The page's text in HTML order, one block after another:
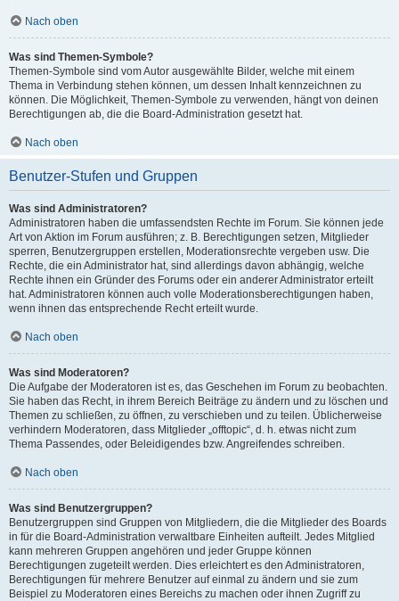
Nach oben
Was sind Themen-Symbole?
Themen-Symbole sind vom Autor ausgewählte Bilder, welche mit einem
Thema in Verbindung stehen können, um dessen Inhalt kennzeichnen zu
können. Die Möglichkeit, Themen-Symbole zu verwenden, hängt von deinen
Berechtigungen ab, die die Board-Administration gesetzt hat.
Nach oben
Benutzer-Stufen und Gruppen
Was sind Administratoren?
Administratoren haben die umfassendsten Rechte im Forum. Sie können jede
Art von Aktion im Forum ausführen; z. B. Berechtigungen setzen, Mitglieder
sperren, Benutzergruppen erstellen, Moderationsrechte vergeben usw. Die
Rechte, die ein Administrator hat, sind allerdings davon abhängig, welche
Rechte ihnen ein Gründer des Forums oder ein anderer Administrator erteilt
hat. Administratoren können auch volle Moderationsberechtigungen haben,
wenn ihnen das entsprechende Recht erteilt wurde.
Nach oben
Was sind Moderatoren?
Die Aufgabe der Moderatoren ist es, das Geschehen im Forum zu beobachten.
Sie haben das Recht, in ihrem Bereich Beiträge zu ändern und zu löschen und
Themen zu schließen, zu öffnen, zu verschieben und zu teilen. Üblicherweise
verhindern Moderatoren, dass Mitglieder „offtopic“, d. h. etwas nicht zum
Thema Passendes, oder Beleidigendes bzw. Angreifendes schreiben.
Nach oben
Was sind Benutzergruppen?
Benutzergruppen sind Gruppen von Mitgliedern, die die Mitglieder des Boards
in für die Board-Administration verwaltbare Einheiten aufteilt. Jedes Mitglied
kann mehreren Gruppen angehören und jeder Gruppe können
Berechtigungen zugeteilt werden. Dies erleichtert es den Administratoren,
Berechtigungen für mehrere Benutzer auf einmal zu ändern und sie zum
Beispiel zu Moderatoren eines Bereichs zu machen oder ihnen Zugriff zu